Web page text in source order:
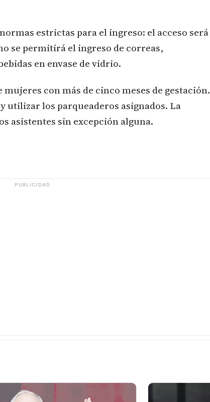
estrictas para el ingreso: el acceso será
se permitirá el ingreso de correas,
en envase de vidrio.
con más de cinco meses de gestación.
utilizar los parqueaderos asignados. La
asistentes sin excepción alguna.
PUBLICIDAD